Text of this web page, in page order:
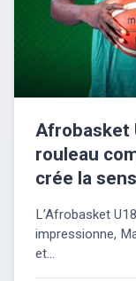
Afrobasket
rouleau
crée la
L’Afrobasket
impressionne,
et...